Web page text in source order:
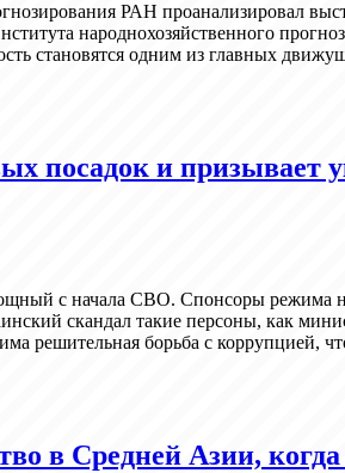
РАН проанализировал
народнохозяйственного
становятся одним из главных
посадок и призывает
с начала СВО. Спонсоры режима
скандал такие персоны, как
решительная борьба с коррупцией,
в Средней Азии,